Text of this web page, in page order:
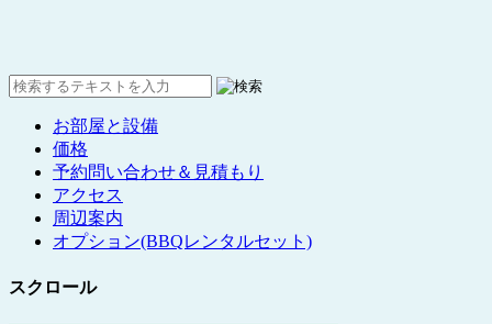
お部屋と設備
価格
予約問い合わせ＆見積もり
アクセス
周辺案内
オプション(BBQレンタルセット)
スクロール